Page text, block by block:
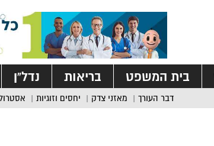
בית המשפט בריאות נדל”ן
דבר העורך מאזני צדק יחסים וזוגיות